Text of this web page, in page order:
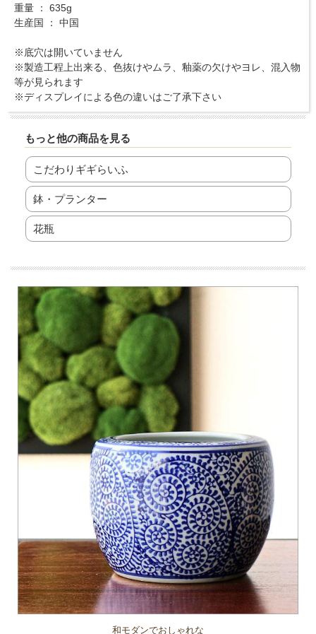
重量 ： 635g
生産国 ： 中国
※底穴は開いていません
※製造工程上出来る、色抜けやムラ、釉薬の欠けやヨレ、混入物
等が見られます
※ディスプレイによる色の違いはご了承下さい
もっと他の商品を見る
こだわりギギらいふ
鉢・プランター
花瓶
和モダンでおしゃれな